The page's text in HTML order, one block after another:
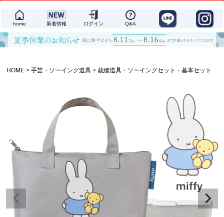
home 新着情報 ログイン Q&A
HOME 手芸・ソーイング道具 裁縫道具・ソーイングセット・基本セット